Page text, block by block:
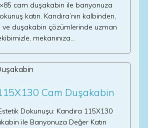
cam duşakabin ile banyonuza
katın. Kandıra’nın kalbinden,
ve duşakabin çözümlerinde uzman
mekanınıza…
Cam Duşakabin
Dokunuşu: Kandıra 115X130
ile Banyonuza Değer Katın